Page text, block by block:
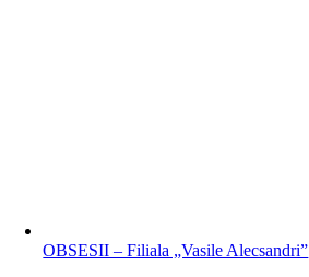
OBSESII – Filiala „Vasile Alecsandri”